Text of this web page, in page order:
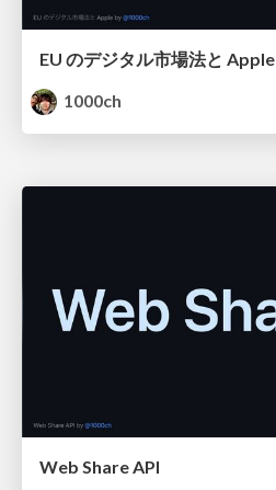
EU のデジタル市場法と
1000ch
Web Share API